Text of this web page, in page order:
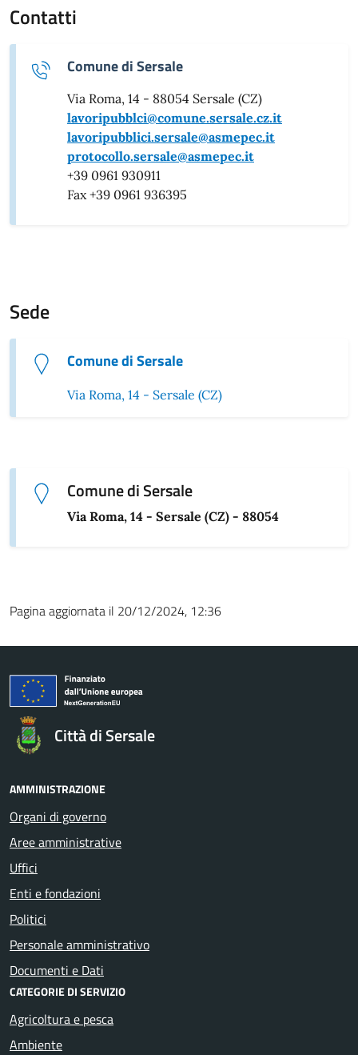
Contatti
Comune di Sersale
Via Roma, 14 - 88054 Sersale (CZ)
lavoripubblci@comune.sersale.cz.it
lavoripubblici.sersale@asmepec.it
protocollo.sersale@asmepec.it
+39 0961 930911
Fax +39 0961 936395
Sede
Comune di Sersale
Via Roma, 14 - Sersale (CZ)
Comune di Sersale
Via Roma, 14 - Sersale (CZ) - 88054
Pagina aggiornata il 20/12/2024, 12:36
Città di Sersale
AMMINISTRAZIONE
Organi di governo
Aree amministrative
Uffici
Enti e fondazioni
Politici
Personale amministrativo
Documenti e Dati
CATEGORIE DI SERVIZIO
Agricoltura e pesca
Ambiente